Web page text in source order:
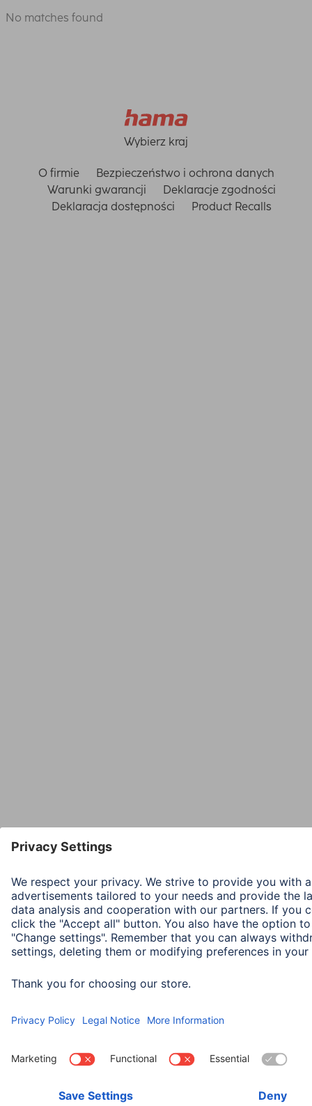
No matches found
Wybierz kraj
O firmie
Bezpieczeństwo i ochrona danych
Warunki gwarancji
Deklaracje zgodności
Deklaracja dostępności
Product Recalls